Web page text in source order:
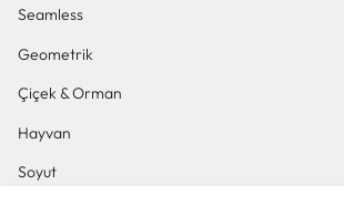
Seamless
Geometrik
Çiçek & Orman
Hayvan
Soyut